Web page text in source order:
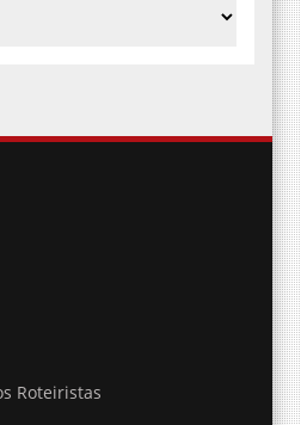
Roteiristas